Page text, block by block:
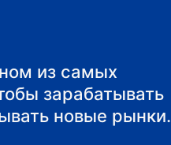
из самых
зарабатывать
новые рынки.